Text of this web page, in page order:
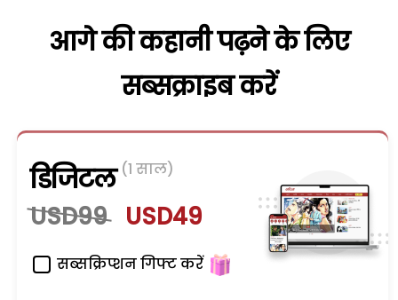
आगे की कहानी पढ़ने के लिए
सब्सक्राइब करें
डिजिटल (1 साल)
USD99 USD49
सब्सक्रिप्शन गिफ्ट करें